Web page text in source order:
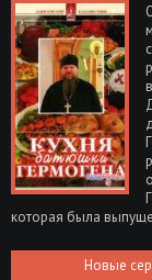
которая была
Новые